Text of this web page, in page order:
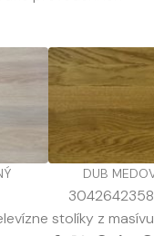
DUB
3042642358
stolíky z masívu